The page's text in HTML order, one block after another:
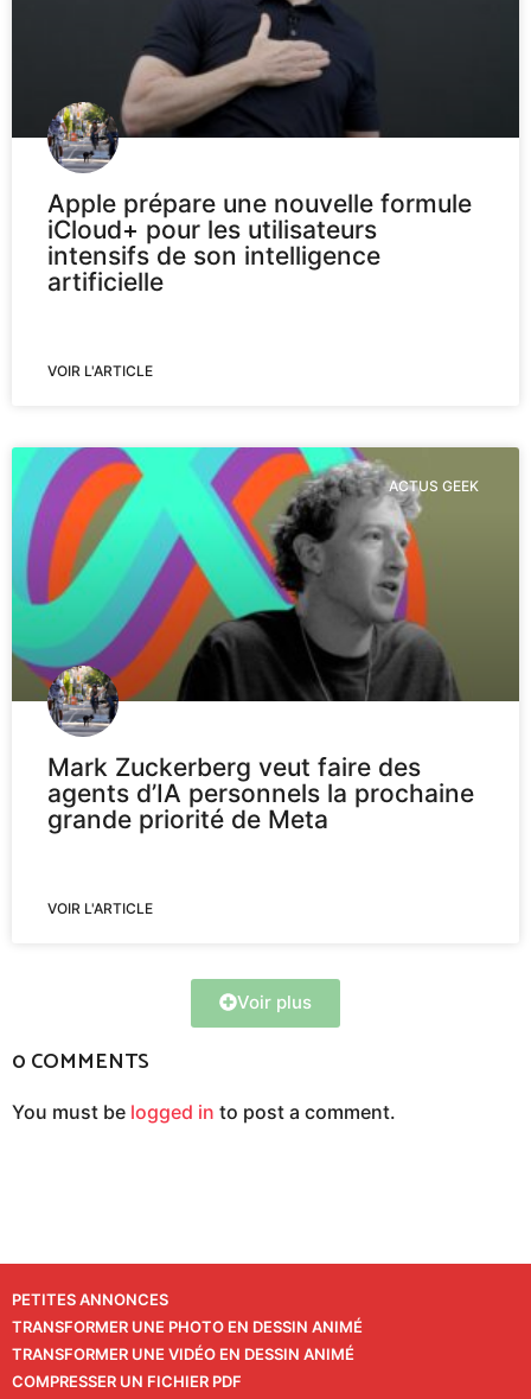
Apple prépare une nouvelle formule
iCloud+ pour les utilisateurs
intensifs de son intelligence
artificielle
VOIR L'ARTICLE
ACTUS GEEK
Mark Zuckerberg veut faire des
agents d’IA personnels la prochaine
grande priorité de Meta
VOIR L'ARTICLE
Voir plus
0 COMMENTS
You must be logged in to post a comment.
PETITES ANNONCES
TRANSFORMER UNE PHOTO EN DESSIN ANIMÉ
TRANSFORMER UNE VIDÉO EN DESSIN ANIMÉ
COMPRESSER UN FICHIER PDF